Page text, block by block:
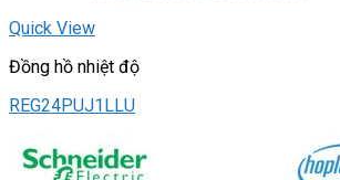
Quick View
Đồng hồ nhiệt độ
REG24PUJ1LLU